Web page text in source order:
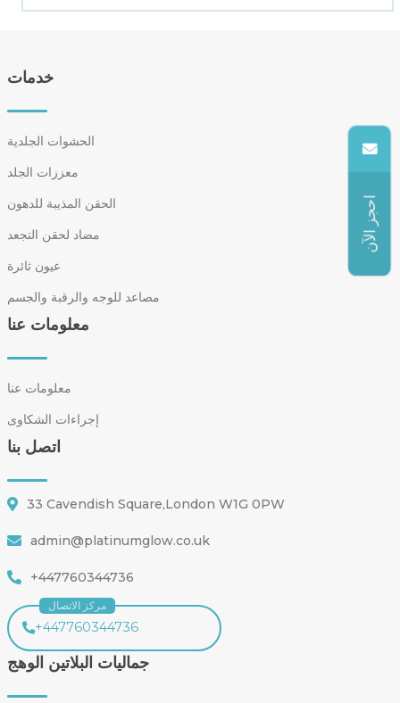
خدمات
الحشوات الجلدية
معززات الجلد
الحقن المذيبة للدهون
مضاد لحقن التجعد
عيون ثائرة
مصاعد للوجه والرقبة والجسم
معلومات عنا
معلومات عنا
إجراءات الشكاوى
اتصل بنا
33 Cavendish Square,London W1G 0PW
admin@platinumglow.co.uk
+447760344736
مركز الاتصال
+447760344736
جماليات البلاتين الوهج
احجز الآن